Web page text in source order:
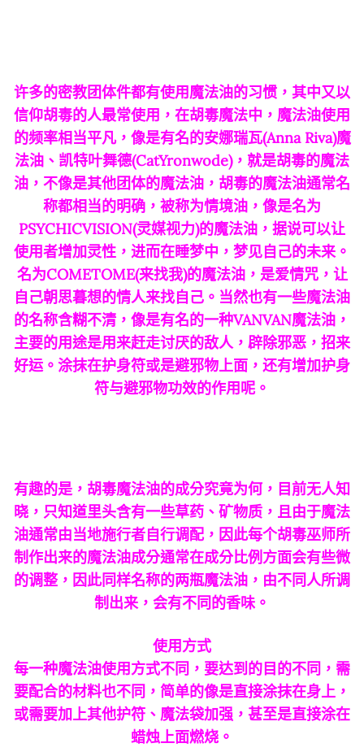
许多的密教团体件都有使用魔法油的习惯，其中又以
信仰胡毒的人最常使用，在胡毒魔法中，魔法油使用
的频率相当平凡，像是有名的安娜瑞瓦(Anna Riva)魔
法油、凯特叶舞德(CatYronwode)，就是胡毒的魔法
油，不像是其他团体的魔法油，胡毒的魔法油通常名
称都相当的明确，被称为情境油，像是名为
PSYCHICVISION(灵媒视力)的魔法油，据说可以让
使用者增加灵性，进而在睡梦中，梦见自己的未来。
名为COMETOME(来找我)的魔法油，是爱情咒，让
自己朝思暮想的情人来找自己。当然也有一些魔法油
的名称含糊不清，像是有名的一种VANVAN魔法油，
主要的用途是用来赶走讨厌的敌人，辟除邪恶，招来
好运。涂抹在护身符或是避邪物上面，还有增加护身
符与避邪物功效的作用呢。
有趣的是，胡毒魔法油的成分究竟为何，目前无人知
晓，只知道里头含有一些草药、矿物质，且由于魔法
油通常由当地施行者自行调配，因此每个胡毒巫师所
制作出来的魔法油成分通常在成分比例方面会有些微
的调整，因此同样名称的两瓶魔法油，由不同人所调
制出来，会有不同的香味。
使用方式
每一种魔法油使用方式不同，要达到的目的不同，需
要配合的材料也不同，简单的像是直接涂抹在身上，
或需要加上其他护符、魔法袋加强，甚至是直接涂在
蜡烛上面燃烧。